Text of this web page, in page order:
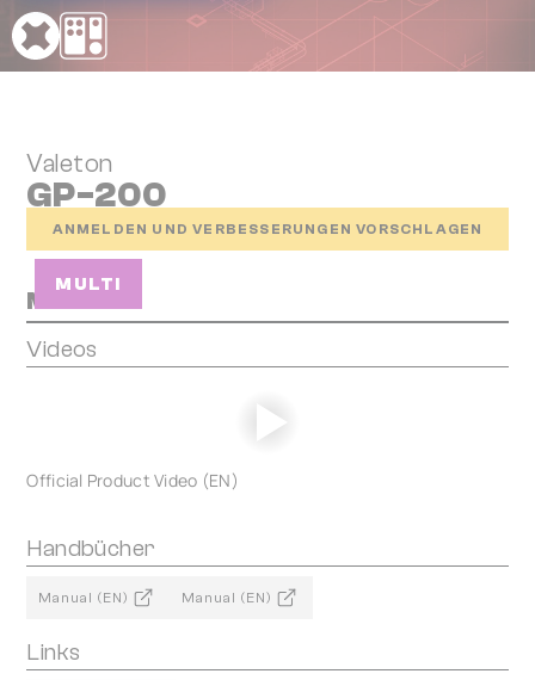
Cookie-Einstellungen
Valeton
GP-200
ANMELDEN UND VERBESSERUNGEN VORSCHLAGEN
MULTI
Media
Videos
Official Product Video (EN)
Handbücher
Manual (EN) Manual (EN)
Links